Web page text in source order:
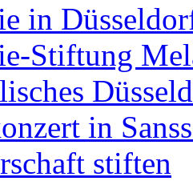
in
Stiftung
in
stiften